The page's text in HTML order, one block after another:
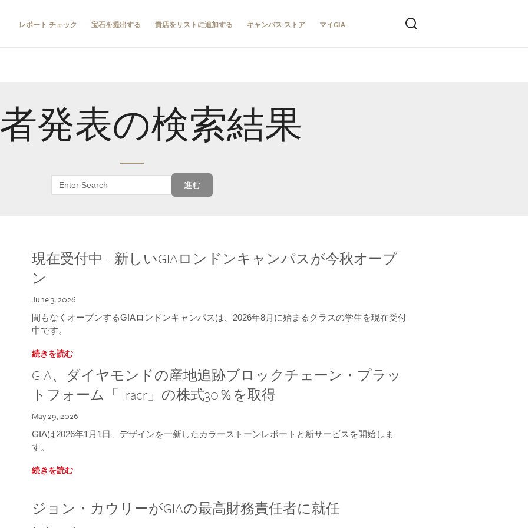
レポート チェック 宝石を提出する 貴店をリストに追加する キャンパス ストア マイGIA
発表の検索結果
進む
現在受付中 – 新しいGIAロンドンキャンパスが今秋オープ
ン
June 3, 2026
間もなくオープンするGIAロンドンキャンパスは、2026年8月に始まるクラスの学生を現在受付
中です。
続きを読む
GIA、ダイヤモンドの産地追跡ブロックチェーン・プラッ
トフォーム「Tracr」の株式30％を取得
May 29, 2026
GIAは2026年1月1日、デザインを一新したカラーストーンレポートと新サービスを開始しま
す。
続きを読む
ジョン・カウリーがGIAの最高財務責任者に就任